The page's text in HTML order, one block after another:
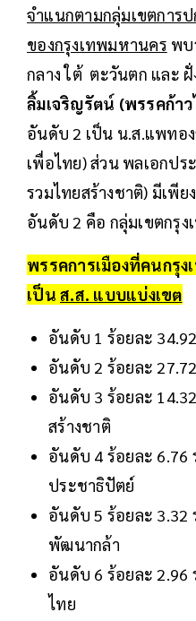
จำแนกตามกลุ่มเขตการป
ของกรุงเทพมหานคร พบ
กลาง ใต้ ตะวันตก และ
ลิ้มเจริญรัตน์ (พรรคก้าว
อันดับ 2 เป็น น.ส.แพทอ
เพื่อไทย) ส่วน พลเอกป
รวมไทยสร้างชาติ) มีเพีย
อันดับ 2 คือ กลุ่มเขตกรุง
พรรคการเมืองที่คนกรุ
เป็น ส.ส. แบบแบ่งเขต
อันดับ 1 ร้อยละ
อันดับ 2 ร้อยละ
อันดับ 3 ร้อยละ
สร้างชาติ
อันดับ 4 ร้อยละ 6.76
ประชาธิปัตย์
อันดับ 5 ร้อยละ 3.32
พัฒนากล้า
อันดับ 6 ร้อยละ 2.96
ไทย